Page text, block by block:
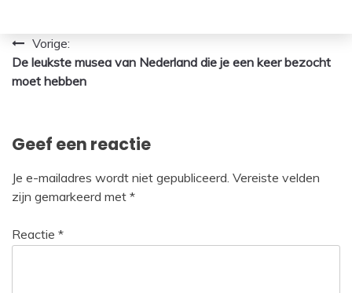
Bericht
navigatie
Vorige:
De leukste musea van Nederland die je een keer bezocht
moet hebben
Geef een reactie
Je e-mailadres wordt niet gepubliceerd. Vereiste velden
zijn gemarkeerd met *
Reactie *